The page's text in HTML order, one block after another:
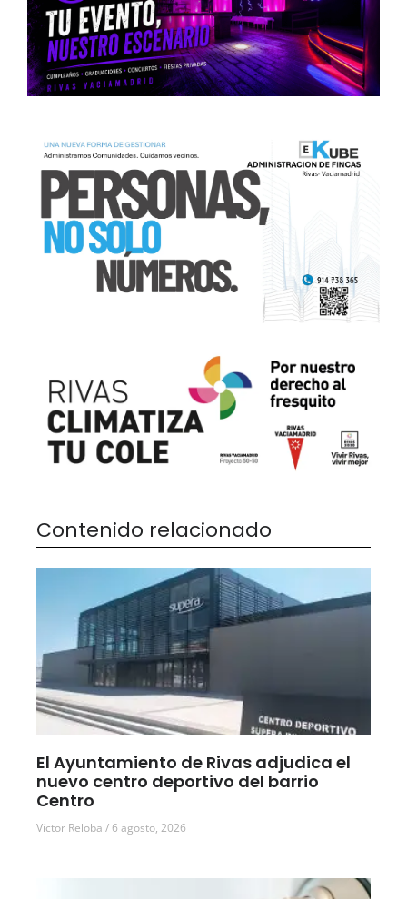
Contenido relacionado
El Ayuntamiento de Rivas adjudica el
nuevo centro deportivo del barrio
Centro
Víctor Reloba 6 agosto, 2026